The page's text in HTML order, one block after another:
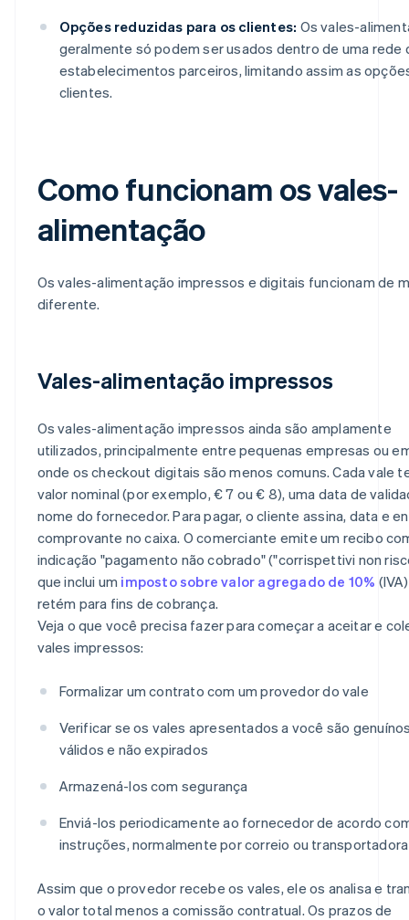
Opções reduzidas para os clientes: Os vales-
geralmente só podem ser usados dentro de uma rede
estabelecimentos parceiros, limitando assim as
clientes.
Como funcionam os vales-
alimentação
Os vales-alimentação impressos e digitais funcionam de
diferente.
Vales-alimentação impressos
Os vales-alimentação impressos ainda são amplamente
utilizados, principalmente entre pequenas empresas ou
onde os checkout digitais são menos comuns. Cada vale
valor nominal (por exemplo, € 7 ou € 8), uma data de
nome do fornecedor. Para pagar, o cliente assina, data e
comprovante no caixa. O comerciante emite um recibo
indicação "pagamento não cobrado" ("corrispettivi non
que inclui um imposto sobre valor agregado de 10%
retém para fins de cobrança.
Veja o que você precisa fazer para começar a aceitar e
vales impressos:
Formalizar um contrato com um provedor do vale
Verificar se os vales apresentados a você são
válidos e não expirados
Armazená-los com segurança
Enviá-los periodicamente ao fornecedor de acordo
instruções, normalmente por correio ou transportadora
Assim que o provedor recebe os vales, ele os analisa e
o valor total menos a comissão contratual. Os prazos de